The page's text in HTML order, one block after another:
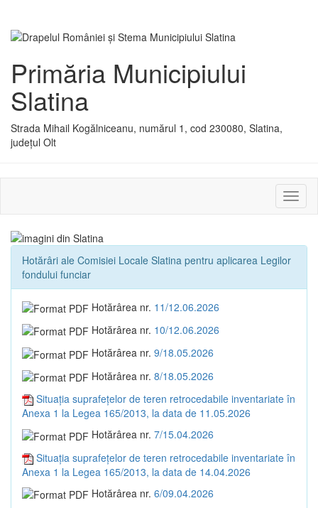
Primăria Municipiului
Slatina
Strada Mihail Kogălniceanu, numărul 1, cod 230080, Slatina,
județul Olt
sau
Hotărâri ale Comisiei Locale Slatina pentru aplicarea Legilor
fondului funciar
Hotărârea nr. 11/12.06.2026
Hotărârea nr. 10/12.06.2026
Hotărârea nr. 9/18.05.2026
Hotărârea nr. 8/18.05.2026
Situația suprafețelor de teren retrocedabile inventariate în
Anexa 1 la Legea 165/2013, la data de 11.05.2026
Hotărârea nr. 7/15.04.2026
Situația suprafețelor de teren retrocedabile inventariate în
Anexa 1 la Legea 165/2013, la data de 14.04.2026
Hotărârea nr. 6/09.04.2026